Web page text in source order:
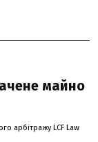
майно
арбітражу LCF Law